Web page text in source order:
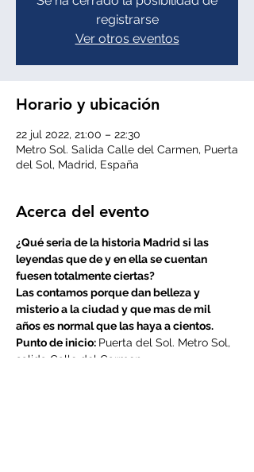
registrarse
Ver otros eventos
Horario y ubicación
22 jul 2022, 21:00 – 22:30
Metro Sol. Salida Calle del Carmen, Puerta
del Sol, Madrid, España
Acerca del evento
¿Qué seria de la historia Madrid si las
leyendas que de y en ella se cuentan
fuesen totalmente ciertas?
Las contamos porque dan belleza y
misterio a la ciudad y que mas de mil
años es normal que las haya a cientos.
Punto de inicio: Puerta del Sol. Metro Sol,
salida Calle del Carmen